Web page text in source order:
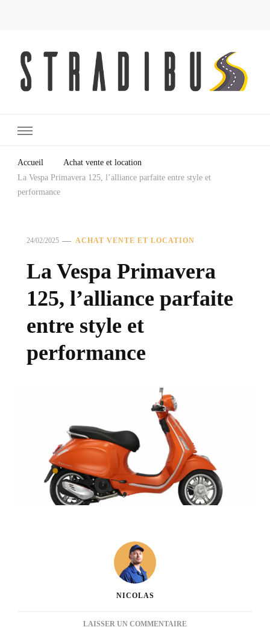
Stradibus.fr
Accueil
Achat vente et location
La Vespa Primavera 125, l’alliance parfaite entre style et
performance
24/02/2025 ACHAT VENTE ET LOCATION
La Vespa Primavera
125, l’alliance parfaite
entre style et
performance
NICOLAS
LAISSER UN COMMENTAIRESUR